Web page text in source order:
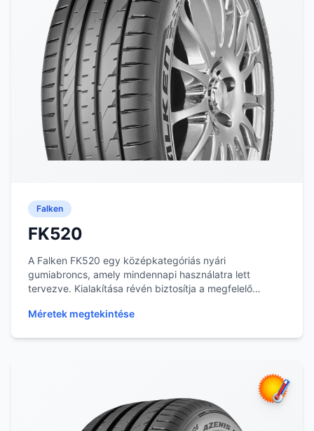
Falken
FK520
A Falken FK520 egy középkategóriás nyári
gumiabroncs, amely mindennapi használatra lett
tervezve. Kialakítása révén biztosítja a megfelelő
Méretek megtekintése